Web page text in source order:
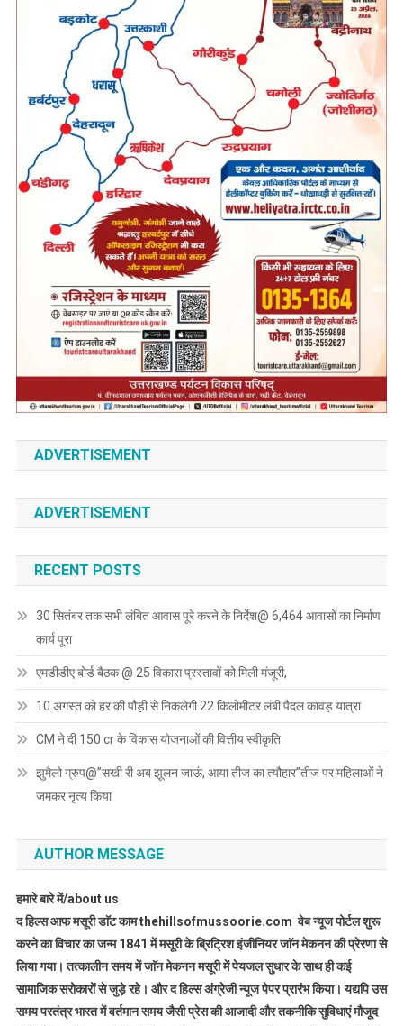
ADVERTISEMENT
ADVERTISEMENT
RECENT POSTS
30 सितंबर तक सभी लंबित आवास पूरे करने के निर्देश@ 6,464 आवासों का निर्माण
कार्य पूरा
एमडीडीए बोर्ड बैठक @ 25 विकास प्रस्तावों को मिली मंजूरी,
10 अगस्त को हर की पौड़ी से निकलेगी 22 किलोमीटर लंबी पैदल कावड़ यात्रा
CM ने दी 150 cr के विकास योजनाओं की वित्तीय स्वीकृति
झुमैलो ग्रुप@”सखी री अब झूलन जाऊं, आया तीज का त्यौहार”तीज पर महिलाओं ने
जमकर नृत्य किया
AUTHOR MESSAGE
हमारे बारे में/about us
द हिल्स आफ मसूरी डाॅट काम thehillsofmussoorie.com वेब न्यूज पोर्टल शुरू
करने का विचार का जन्म 1841 में मसूरी के ब्रिट्रिश इंजीनियर जाॅन मेकनन की प्रेरणा से
लिया गया। तत्कालीन समय में जाॅन मेकनन मसूरी में पेयजल सुधार के साथ ही कई
सामाजिक सरोकारों से जुड़े रहे। और द हिल्स अंग्रेजी न्यूज पेपर प्रारंभ किया। यद्यपि उस
समय परतंत्र भारत में वर्तमान समय जैसी प्रेस की आजादी और तकनीकि सुविधाएं मौजूद